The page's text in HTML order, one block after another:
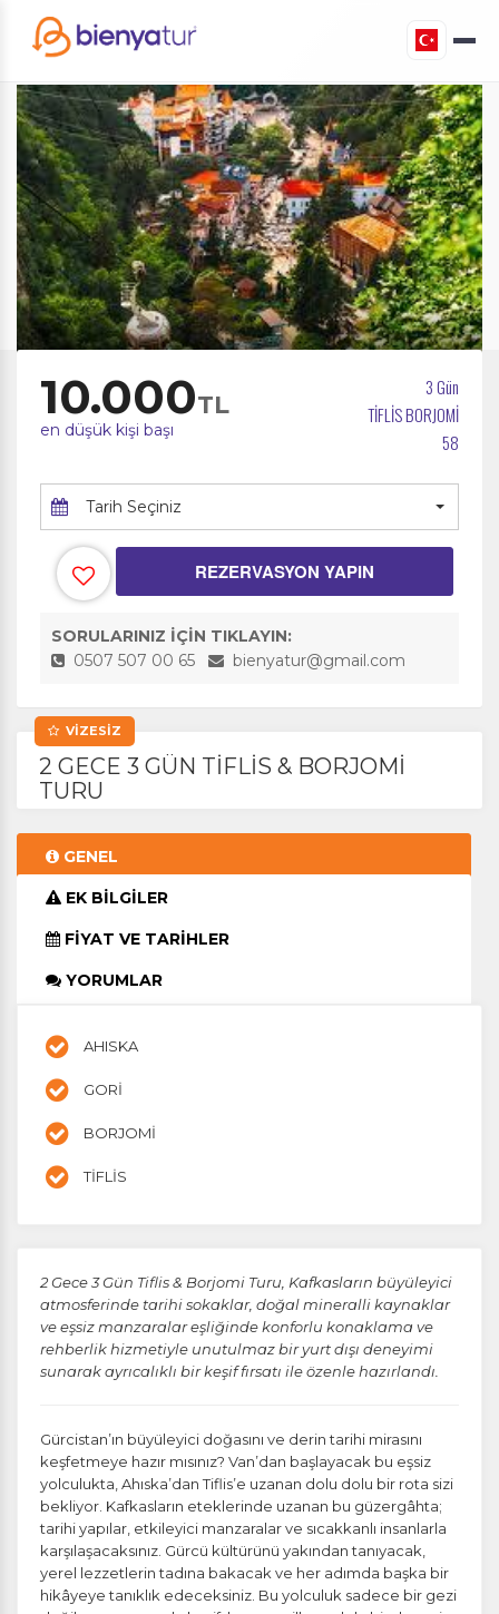
10.000TL
en düşük kişi başı
3 Gün
TİFLİS BORJOMİ
58
Tarih Seçiniz
REZERVASYON YAPIN
SORULARINIZ İÇİN TIKLAYIN:
0507 507 00 65
bienyatur@gmail.com
VİZESİZ
2 GECE 3 GÜN TİFLİS & BORJOMİ
TURU
GENEL
EK BİLGİLER
FİYAT VE TARİHLER
YORUMLAR
AHISKA
GORİ
BORJOMİ
TİFLİS
2 Gece 3 Gün Tiflis & Borjomi Turu, Kafkasların büyüleyici
atmosferinde tarihi sokaklar, doğal mineralli kaynaklar
ve eşsiz manzaralar eşliğinde konforlu konaklama ve
rehberlik hizmetiyle unutulmaz bir yurt dışı deneyimi
sunarak ayrıcalıklı bir keşif fırsatı ile özenle hazırlandı.
Gürcistan’ın büyüleyici doğasını ve derin tarihi mirasını
keşfetmeye hazır mısınız? Van’dan başlayacak bu eşsiz
yolculukta, Ahıska’dan Tiflis’e uzanan dolu dolu bir rota sizi
bekliyor. Kafkasların eteklerinde uzanan bu güzergâhta;
tarihi yapılar, etkileyici manzaralar ve sıcakkanlı insanlarla
karşılaşacaksınız. Gürcü kültürünü yakından tanıyacak,
yerel lezzetlerin tadına bakacak ve her adımda başka bir
hikâyeye tanıklık edeceksiniz. Bu yolculuk sadece bir gezi